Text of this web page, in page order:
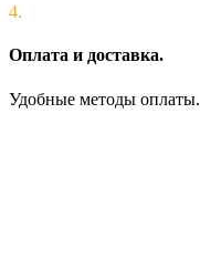
4.
Оплата и доставка.
Удобные методы оплаты.